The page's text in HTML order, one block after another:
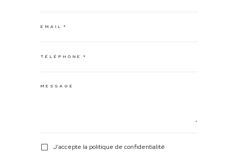
EMAIL
TÉLÉPHONE
MESSAGE
J'accepte la politique de confidentialité